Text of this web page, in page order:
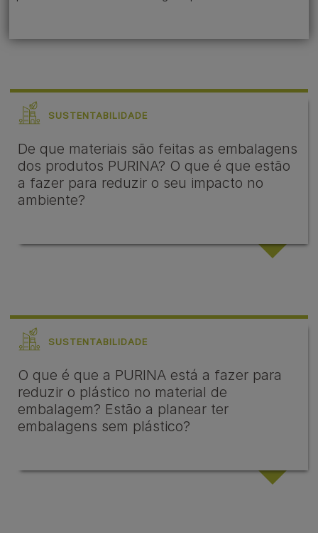
SUSTENTABILIDADE
De que materiais são feitas as embalagens
dos produtos PURINA? O que é que estão
a fazer para reduzir o seu impacto no
ambiente?
SUSTENTABILIDADE
O que é que a PURINA está a fazer para
reduzir o plástico no material de
embalagem? Estão a planear ter
embalagens sem plástico?